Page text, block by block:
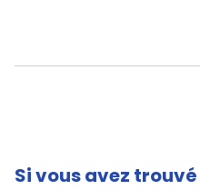
Si vous avez